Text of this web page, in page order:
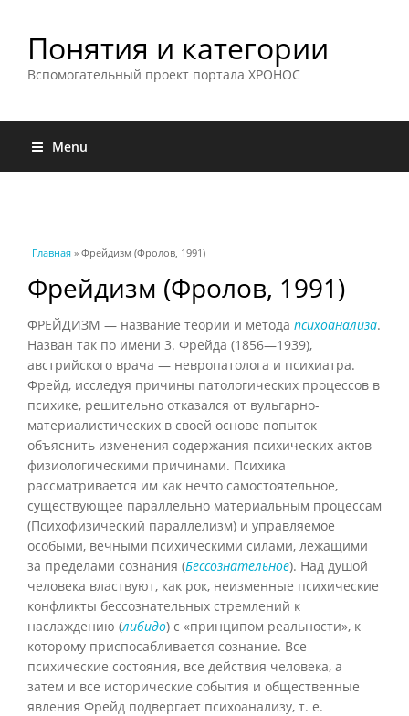
Понятия и категории
Вспомогательный проект портала ХРОНОС
Menu
Вы здесь
Главная » Фрейдизм (Фролов, 1991)
Фрейдизм (Фролов, 1991)
ФРЕЙДИЗМ — название теории и метода психоанализа.
Назван так по имени 3. Фрейда (1856—1939),
австрийского врача — невропатолога и психиатра.
Фрейд, исследуя причины патологических процессов в
психике, решительно отказался от вульгарно-
материалистических в своей основе попыток
объяснить изменения содержания психических актов
физиологическими причинами. Психика
рассматривается им как нечто самостоятельное,
существующее параллельно материальным процессам
(Психофизический параллелизм) и управляемое
особыми, вечными психическими силами, лежащими
за пределами сознания (Бессознательное). Над душой
человека властвуют, как рок, неизменные психические
конфликты бессознательных стремлений к
наслаждению (либидо) с «принципом реальности», к
которому приспосабливается сознание. Все
психические состояния, все действия человека, а
затем и все исторические события и общественные
явления Фрейд подвергает психоанализу, т. е.